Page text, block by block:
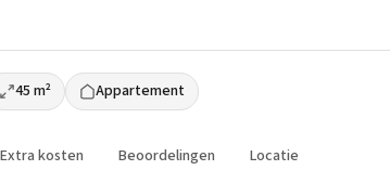
45 m² Appartement
Extra kosten Beoordelingen Locatie